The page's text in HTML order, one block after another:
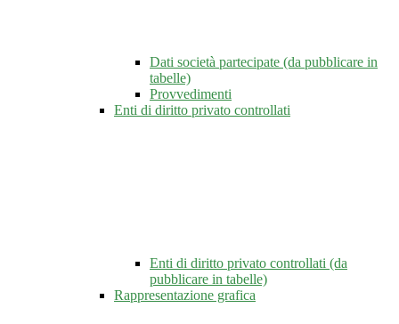
Dati società partecipate (da pubblicare in
tabelle)
Provvedimenti
Enti di diritto privato controllati
Enti di diritto privato controllati (da
pubblicare in tabelle)
Rappresentazione grafica